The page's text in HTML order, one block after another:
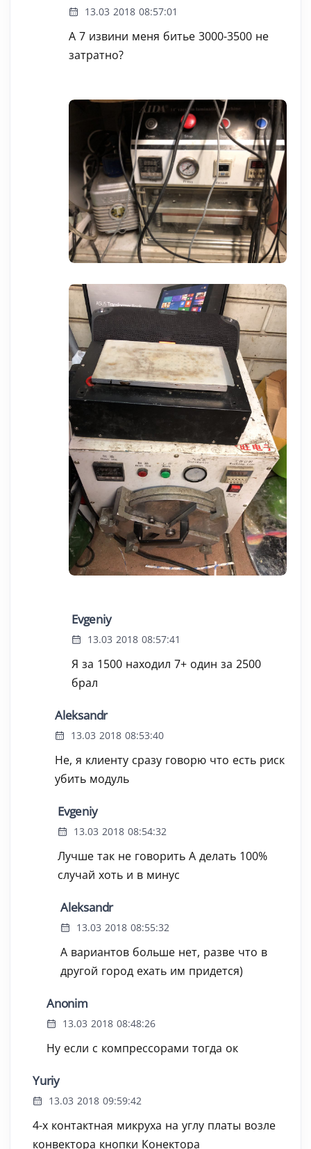
13.03 2018 08:57:01
А 7 извини меня битье 3000-3500 не
затратно?
Evgeniy
13.03 2018 08:57:41
Я за 1500 находил 7+ один за 2500
брал
Aleksandr
13.03 2018 08:53:40
Не, я клиенту сразу говорю что есть риск
убить модуль
Evgeniy
13.03 2018 08:54:32
Лучше так не говорить А делать 100%
случай хоть и в минус
Aleksandr
13.03 2018 08:55:32
А вариантов больше нет, разве что в
другой город ехать им придется)
Anonim
13.03 2018 08:48:26
Ну если с компрессорами тогда ок
Yuriy
13.03 2018 09:59:42
4-х контактная микруха на углу платы возле
конвектора кнопки Конектора